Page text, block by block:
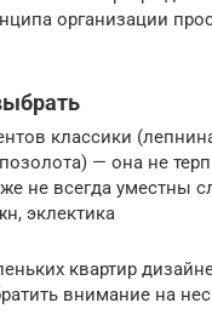
организации
классики
— она не
не всегда уместны
эклектика
квартир
внимание на